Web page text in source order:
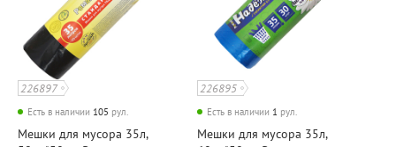
226897
Есть в наличии 105 рул.
Мешки для мусора 35л,
226895
Есть в наличии 1 рул.
Мешки для мусора 35л,